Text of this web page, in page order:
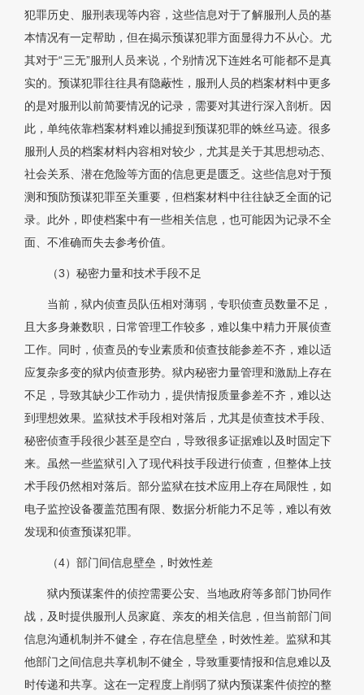
犯罪历史、服刑表现等内容，这些信息对于了解服刑人员的基
本情况有一定帮助，但在揭示预谋犯罪方面显得力不从心。尤
其对于“三无”服刑人员来说，个别情况下连姓名可能都不是真
实的。预谋犯罪往往具有隐蔽性，服刑人员的档案材料中更多
的是对服刑以前简要情况的记录，需要对其进行深入剖析。因
此，单纯依靠档案材料难以捕捉到预谋犯罪的蛛丝马迹。很多
服刑人员的档案材料内容相对较少，尤其是关于其思想动态、
社会关系、潜在危险等方面的信息更是匮乏。这些信息对于预
测和预防预谋犯罪至关重要，但档案材料中往往缺乏全面的记
录。此外，即使档案中有一些相关信息，也可能因为记录不全
面、不准确而失去参考价值。
（3）秘密力量和技术手段不足
当前，狱内侦查员队伍相对薄弱，专职侦查员数量不足，
且大多身兼数职，日常管理工作较多，难以集中精力开展侦查
工作。同时，侦查员的专业素质和侦查技能参差不齐，难以适
应复杂多变的狱内侦查形势。狱内秘密力量管理和激励上存在
不足，导致其缺少工作动力，提供情报质量参差不齐，难以达
到理想效果。监狱技术手段相对落后，尤其是侦查技术手段、
秘密侦查手段很少甚至是空白，导致很多证据难以及时固定下
来。虽然一些监狱引入了现代科技手段进行侦查，但整体上技
术手段仍然相对落后。部分监狱在技术应用上存在局限性，如
电子监控设备覆盖范围有限、数据分析能力不足等，难以有效
发现和侦查预谋犯罪。
（4）部门间信息壁垒，时效性差
狱内预谋案件的侦控需要公安、当地政府等多部门协同作
战，及时提供服刑人员家庭、亲友的相关信息，但当前部门间
信息沟通机制并不健全，存在信息壁垒，时效性差。监狱和其
他部门之间信息共享机制不健全，导致重要情报和信息难以及
时传递和共享。这在一定程度上削弱了狱内预谋案件侦控的整